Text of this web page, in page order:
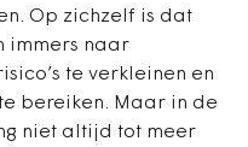
Op zichzelf is dat
immers naar
te verkleinen en
bereiken. Maar in de
niet altijd tot meer